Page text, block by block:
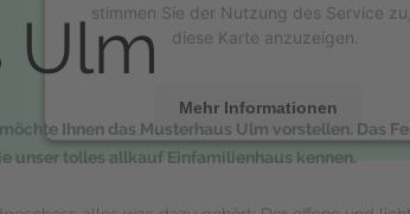
stimmen Sie der Nutzung des Service
diese Karte anzuzeigen.
Mehr Informationen
Akzeptieren
Ulm
Ihnen das Musterhaus Ulm vorstellen. Das
unser tolles allkauf Einfamilienhaus kennen.